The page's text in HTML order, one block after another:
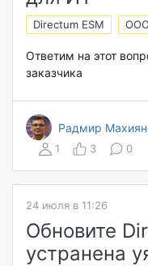
Directum ESM
Ответим на этот
заказчика
Радмир
1 3 0
24 июля в 11:26
Обновите
устранена